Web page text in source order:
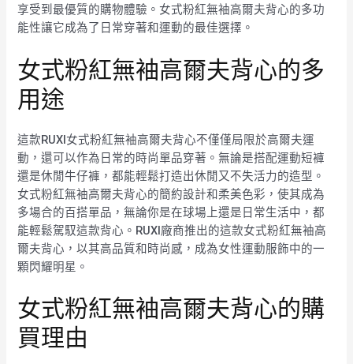
享受到最優質的購物體驗。女式粉紅無袖高爾夫背心的多功
能性讓它成為了日常穿著和運動的最佳選擇。
女式粉紅無袖高爾夫背心的多
用途
這款RUXI女式粉紅無袖高爾夫背心不僅僅局限於高爾夫運
動，還可以作為日常的時尚單品穿著。無論是搭配運動短褲
還是休閒牛仔褲，都能輕鬆打造出休閒又不失活力的造型。
女式粉紅無袖高爾夫背心的簡約設計和柔美色彩，使其成為
多場合的百搭單品，無論你是在球場上還是日常生活中，都
能輕鬆駕馭這款背心。RUXI廠商推出的這款女式粉紅無袖高
爾夫背心，以其高品質和時尚感，成為女性運動服飾中的一
顆閃耀明星。
女式粉紅無袖高爾夫背心的購
買理由